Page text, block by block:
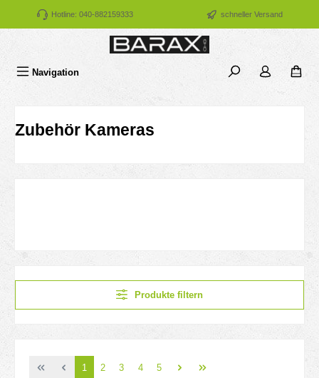
Zum Hauptinhalt springen
Hotline: 040-882159333 schneller Versand
Navigation
Zubehör Kameras
Produkte filtern
Seite
1 Seite
2 Seite
3 Seite
4 Seite
5